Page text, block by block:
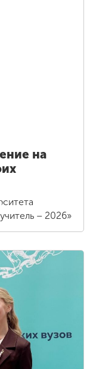
на
– 2026»